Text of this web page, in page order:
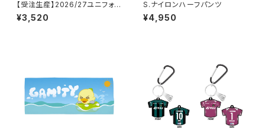
【受注生産】2026/27ユニフォー
ム柴犬キーチェーン_GK/2nd
¥3,520
S.ナイロンハーフパンツ
¥4,950